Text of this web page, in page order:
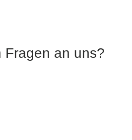
Fragen an uns?